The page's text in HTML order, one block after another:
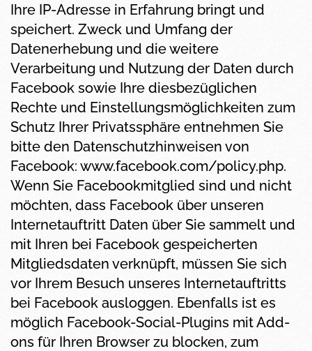
Ihre IP-Adresse in Erfahrung bringt und
speichert. Zweck und Umfang der
Datenerhebung und die weitere
Verarbeitung und Nutzung der Daten durch
Facebook sowie Ihre diesbezüglichen
Rechte und Einstellungsmöglichkeiten zum
Schutz Ihrer Privatssphäre entnehmen Sie
bitte den Datenschutzhinweisen von
Facebook: www.facebook.com/policy.php.
Wenn Sie Facebookmitglied sind und nicht
möchten, dass Facebook über unseren
Internetauftritt Daten über Sie sammelt und
mit Ihren bei Facebook gespeicherten
Mitgliedsdaten verknüpft, müssen Sie sich
vor Ihrem Besuch unseres Internetauftritts
bei Facebook ausloggen. Ebenfalls ist es
möglich Facebook-Social-Plugins mit Add-
ons für Ihren Browser zu blocken, zum